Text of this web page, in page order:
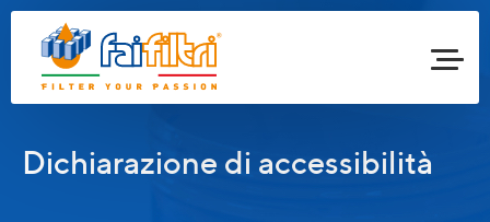
Dichiarazione di accessibilità